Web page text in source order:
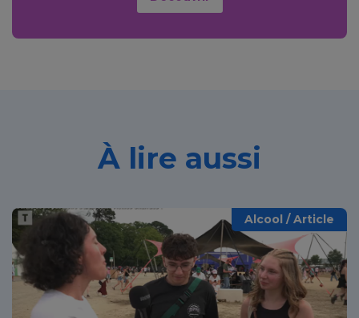
À lire aussi
Alcool / Article